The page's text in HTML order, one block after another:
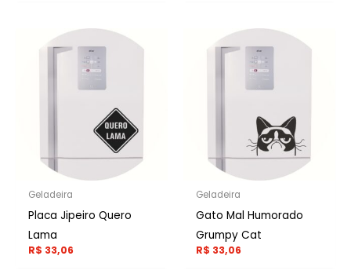
Geladeira
Placa Jipeiro Quero
Lama
R$ 33,06
Geladeira
Gato Mal Humorado
Grumpy Cat
R$ 33,06